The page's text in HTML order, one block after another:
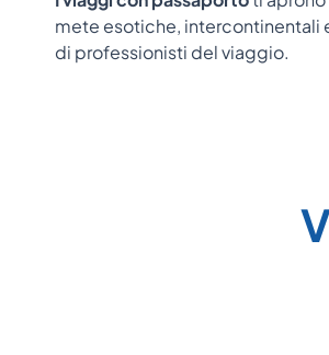
mete esotiche, intercontinentali
di professionisti del viaggio.